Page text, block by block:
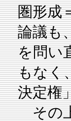
圏形成
論議も
を問い
もなく
決定権
その上